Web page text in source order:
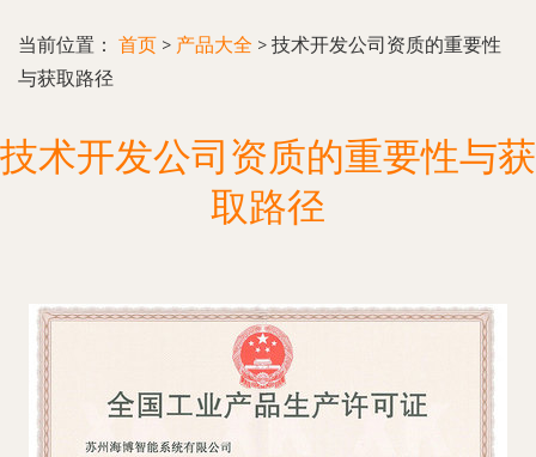
当前位置： 首页 > 产品大全 > 技术开发公司资质的重要性
与获取路径
技术开发公司资质的重要性与获
取路径